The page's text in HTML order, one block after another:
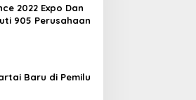
2022 Expo Dan
905 Perusahaan
Baru di Pemilu